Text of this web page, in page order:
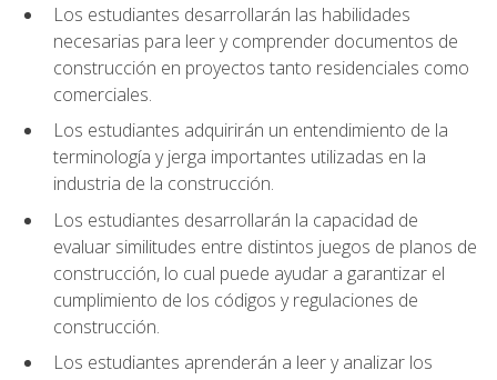
Los estudiantes desarrollarán las habilidades
necesarias para leer y comprender documentos de
construcción en proyectos tanto residenciales como
comerciales.
Los estudiantes adquirirán un entendimiento de la
terminología y jerga importantes utilizadas en la
industria de la construcción.
Los estudiantes desarrollarán la capacidad de
evaluar similitudes entre distintos juegos de planos de
construcción, lo cual puede ayudar a garantizar el
cumplimiento de los códigos y regulaciones de
construcción.
Los estudiantes aprenderán a leer y analizar los